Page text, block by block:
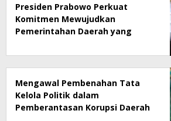
Presiden Prabowo Perkuat
Komitmen Mewujudkan
Pemerintahan Daerah yang
Mengawal Pembenahan Tata
Kelola Politik dalam
Pemberantasan Korupsi Daerah